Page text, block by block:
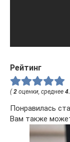
Рейтинг
(2 оценки, среднее
Понравилась
Вам также